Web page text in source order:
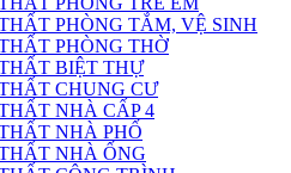
PHÒNG TẮM, VỆ SINH
PHÒNG THỜ
BIỆT THỰ
CHUNG CƯ
NHÀ CẤP 4
NHÀ PHỐ
NHÀ ỐNG